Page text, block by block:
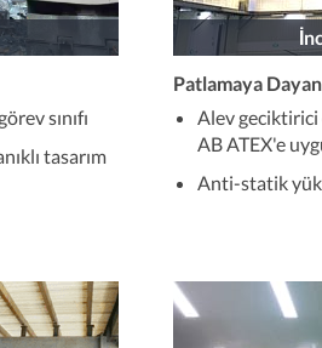
sınıfı
tasarım
Patlamaya
Alev
AB ATEX'e
Anti-statik